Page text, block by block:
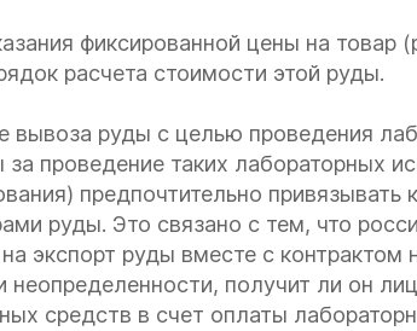
фиксированной цены на товар
расчета стоимости этой руды.
вывоза руды с целью проведения
за проведение таких лабораторных
предпочтительно привязывать
руды. Это связано с тем, что
экспорт руды вместе с
неопределенности, получит ли он
средств в счет оплаты